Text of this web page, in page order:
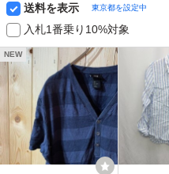
送料を表示 東京都を設定中
入札1番乗り10%対象
NEW